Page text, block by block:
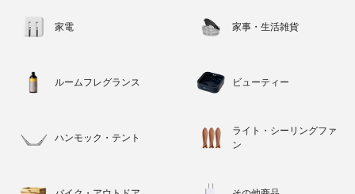
家電 家事・生活雑貨
ルームフレグランス ビューティー
ハンモック・テント
ライト・シーリングファ
ン